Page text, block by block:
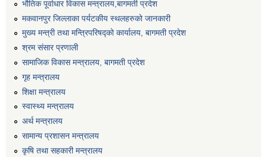
भौतिक पूर्वाधार विकास मन्त्रालय,बागमती प्रदेश
मकवानपुर जिल्लाका पर्यटकीय स्थलहरुको जानकारी
मुख्य मन्त्री तथा मन्त्रिपरिषद्को कार्यालय, बागमती प्रदेश
श्रम संसार प्रणाली
सामाजिक विकास मन्त्रालय, बागमती प्रदेश
गृह मन्त्रालय
शिक्षा मन्त्रालय
स्वास्थ्य मन्त्रालय
अर्थ मन्त्रालय
सामान्य प्रशासन मन्त्रालय
कृषि तथा सहकारी मन्त्रालय